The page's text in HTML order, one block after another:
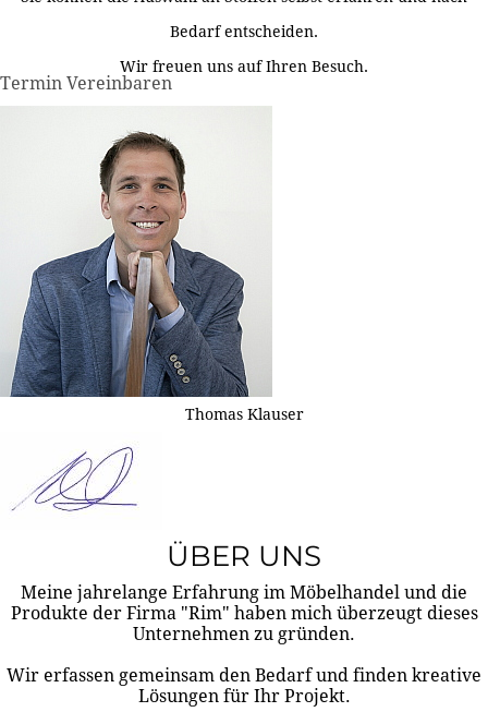
Bedarf entscheiden.
Wir freuen uns auf Ihren Besuch.
Termin Vereinbaren
Thomas Klauser
ÜBER UNS
Meine jahrelange Erfahrung im Möbelhandel und die
Produkte der Firma "Rim" haben mich überzeugt dieses
Unternehmen zu gründen.
Wir erfassen gemeinsam den Bedarf und finden kreative
Lösungen für Ihr Projekt.